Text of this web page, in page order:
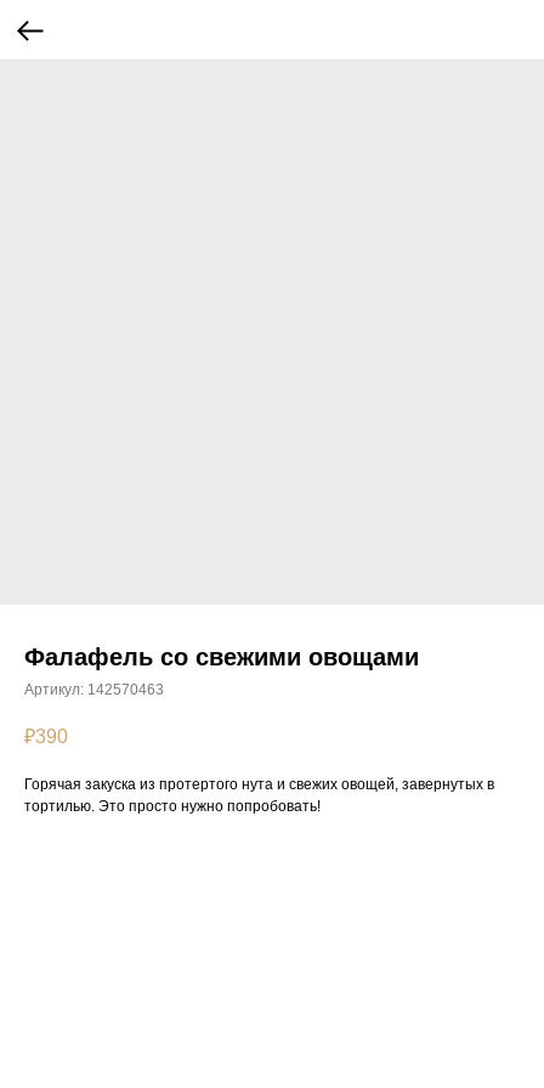
Фалафель со свежими овощами
Артикул: 142570463
₽390
Горячая закуска из протертого нута и свежих овощей, завернутых в
тортилью. Это просто нужно попробовать!